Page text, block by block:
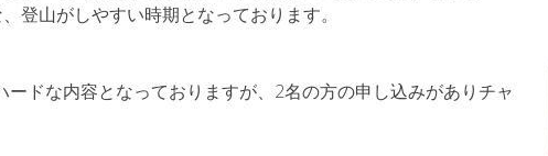
登山がしやすい時期となっております。
ドな内容となっておりますが、2名の方の申し込みがありチャ